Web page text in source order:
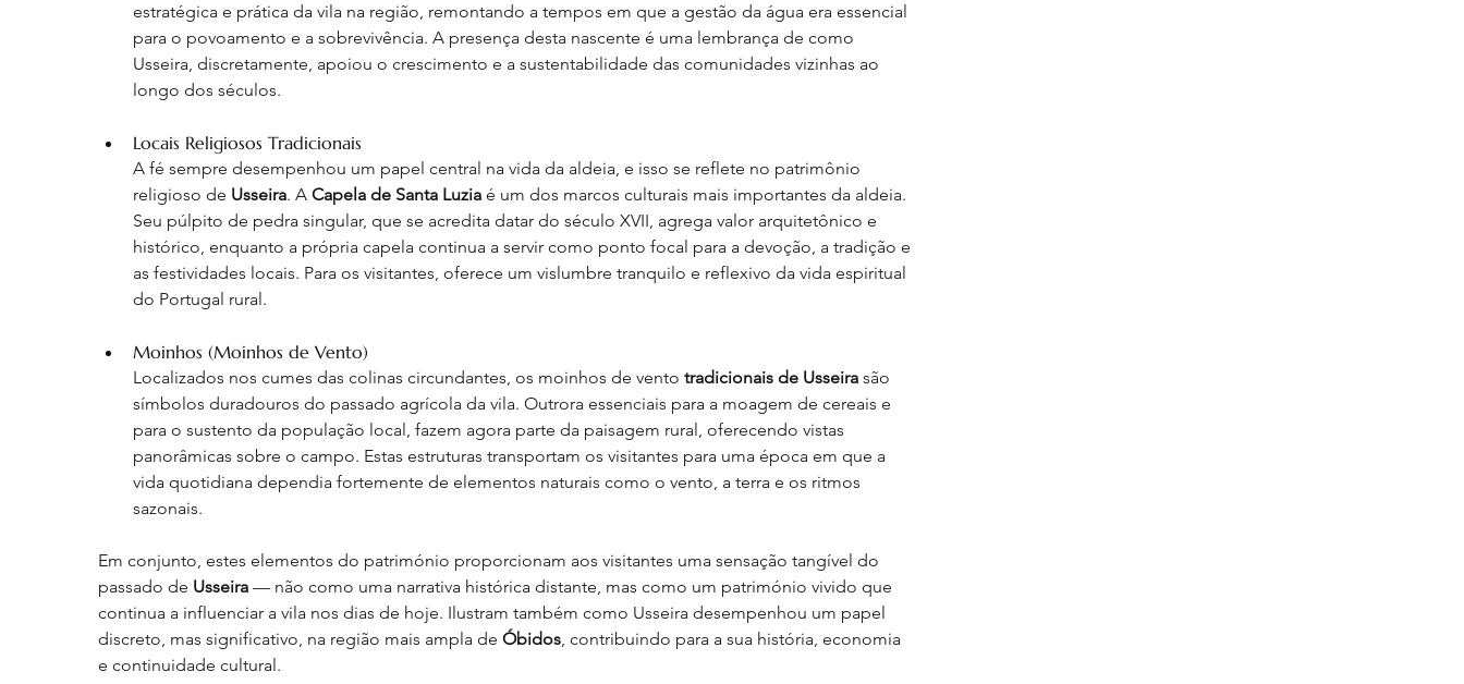
estratégica e prática da vila na região, remontando a tempos em que a gestão da água era essencial
para o povoamento e a sobrevivência. A presença desta nascente é uma lembrança de como
Usseira, discretamente, apoiou o crescimento e a sustentabilidade das comunidades vizinhas ao
longo dos séculos.
Locais Religiosos Tradicionais
A fé sempre desempenhou um papel central na vida da aldeia, e isso se reflete no patrimônio
religioso de Usseira. A Capela de Santa Luzia é um dos marcos culturais mais importantes da aldeia.
Seu púlpito de pedra singular, que se acredita datar do século XVII, agrega valor arquitetônico e
histórico, enquanto a própria capela continua a servir como ponto focal para a devoção, a tradição e
as festividades locais. Para os visitantes, oferece um vislumbre tranquilo e reflexivo da vida espiritual
do Portugal rural.
Moinhos (Moinhos de Vento)
Localizados nos cumes das colinas circundantes, os moinhos de vento tradicionais de Usseira são
símbolos duradouros do passado agrícola da vila. Outrora essenciais para a moagem de cereais e
para o sustento da população local, fazem agora parte da paisagem rural, oferecendo vistas
panorâmicas sobre o campo. Estas estruturas transportam os visitantes para uma época em que a
vida quotidiana dependia fortemente de elementos naturais como o vento, a terra e os ritmos
sazonais.
Em conjunto, estes elementos do património proporcionam aos visitantes uma sensação tangível do
passado de Usseira — não como uma narrativa histórica distante, mas como um património vivido que
continua a influenciar a vila nos dias de hoje. Ilustram também como Usseira desempenhou um papel
discreto, mas significativo, na região mais ampla de Óbidos, contribuindo para a sua história, economia
e continuidade cultural.